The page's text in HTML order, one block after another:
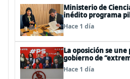
Ministerio de
inédito programa
estudiantes de
ciberseguridad
Hace 1 día
La oposición se
gobierno de
Hace 1 día